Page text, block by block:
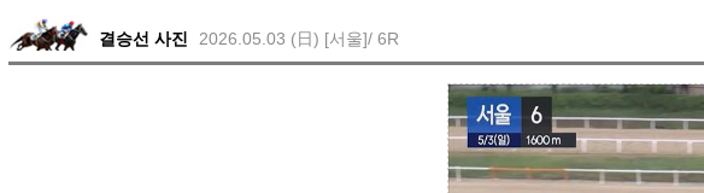
결승선 사진 2026.05.03 (日) [서울]/ 6R